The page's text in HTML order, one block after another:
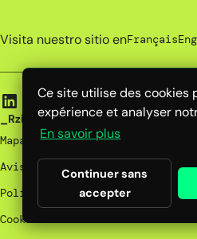
Ce site utilise des cookies
expérience et analyser
En savoir plus
Continuer sans
accepter
Visita nuestro sitio enFrançais
_Rzilient | 2026
Mapa del sitio
Avisos legales
Política de privacidad
Cookies